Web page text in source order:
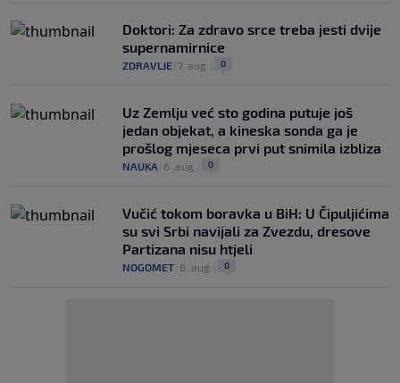
Doktori: Za zdravo srce treba jesti dvije
supernamirnice
ZDRAVLJE 7. aug. 0
Uz Zemlju već sto godina putuje još
jedan objekat, a kineska sonda ga je
prošlog mjeseca prvi put snimila izbliza
NAUKA 6. aug. 0
Vučić tokom boravka u BiH: U Čipuljićima
su svi Srbi navijali za Zvezdu, dresove
Partizana nisu htjeli
NOGOMET 6. aug. 0